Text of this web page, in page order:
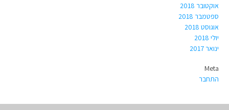
אוקטובר 2018
ספטמבר 2018
אוגוסט 2018
יולי 2018
ינואר 2017
Meta
התחבר